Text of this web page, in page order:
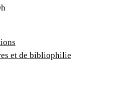
et de bibliophilie